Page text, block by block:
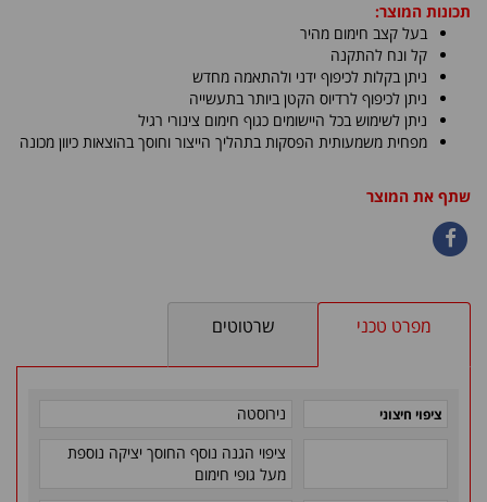
תכונות המוצר:
בעל קצב חימום מהיר
קל ונח להתקנה
ניתן בקלות לכיפוף ידני ולהתאמה מחדש
ניתן לכיפוף לרדיוס הקטן ביותר בתעשייה
ניתן לשימוש בכל היישומים כגוף חימום צינורי רגיל
מפחית משמעותית הפסקות בתהליך הייצור וחוסך בהוצאות כיוון מכונה
שתף את המוצר
מפרט טכני שרטוטים
ציפוי חיצוני
נירוסטה
ציפוי הגנה נוסף החוסך יציקה נוספת
מעל גופי חימום